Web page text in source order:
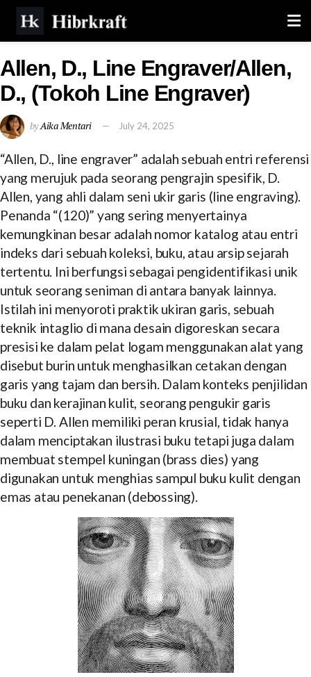
Allen, D., Line Engraver/Allen,
D., (Tokoh Line Engraver)
byAika Mentari July 24, 2025
“Allen, D., line engraver” adalah sebuah entri referensi
yang merujuk pada seorang pengrajin spesifik, D.
Allen, yang ahli dalam seni ukir garis (line engraving).
Penanda “(120)” yang sering menyertainya
kemungkinan besar adalah nomor katalog atau entri
indeks dari sebuah koleksi, buku, atau arsip sejarah
tertentu. Ini berfungsi sebagai pengidentifikasi unik
untuk seorang seniman di antara banyak lainnya.
Istilah ini menyoroti praktik ukiran garis, sebuah
teknik intaglio di mana desain digoreskan secara
presisi ke dalam pelat logam menggunakan alat yang
disebut burin untuk menghasilkan cetakan dengan
garis yang tajam dan bersih. Dalam konteks penjilidan
buku dan kerajinan kulit, seorang pengukir garis
seperti D. Allen memiliki peran krusial, tidak hanya
dalam menciptakan ilustrasi buku tetapi juga dalam
membuat stempel kuningan (brass dies) yang
digunakan untuk menghias sampul buku kulit dengan
emas atau penekanan (debossing).